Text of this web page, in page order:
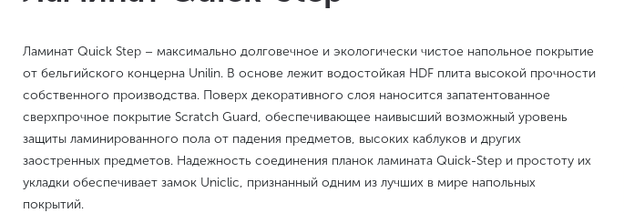
Ламинат Quick Step – максимально долговечное и экологически чистое напольное покрытие
от бельгийского концерна Unilin. В основе лежит водостойкая HDF плита высокой прочности
собственного производства. Поверх декоративного слоя наносится запатентованное
сверхпрочное покрытие Scratch Guard, обеспечивающее наивысший возможный уровень
защиты ламинированного пола от падения предметов, высоких каблуков и других
заостренных предметов. Надежность соединения планок ламината Quick-Step и простоту их
укладки обеспечивает замок Uniclic, признанный одним из лучших в мире напольных
покрытий.